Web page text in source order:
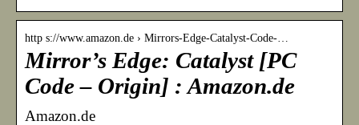
http s://www.amazon.de › Mirrors-Edge-Catalyst-Code-…
Mirror’s Edge: Catalyst [PC
Code – Origin] : Amazon.de
Amazon.de